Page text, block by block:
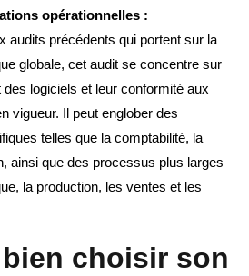
opérationnelles :
audits précédents qui portent sur la
globale, cet audit se concentre sur
des logiciels et leur conformité aux
vigueur. Il peut englober des
telles que la comptabilité, la
ainsi que des processus plus larges
la production, les ventes et les
choisir son